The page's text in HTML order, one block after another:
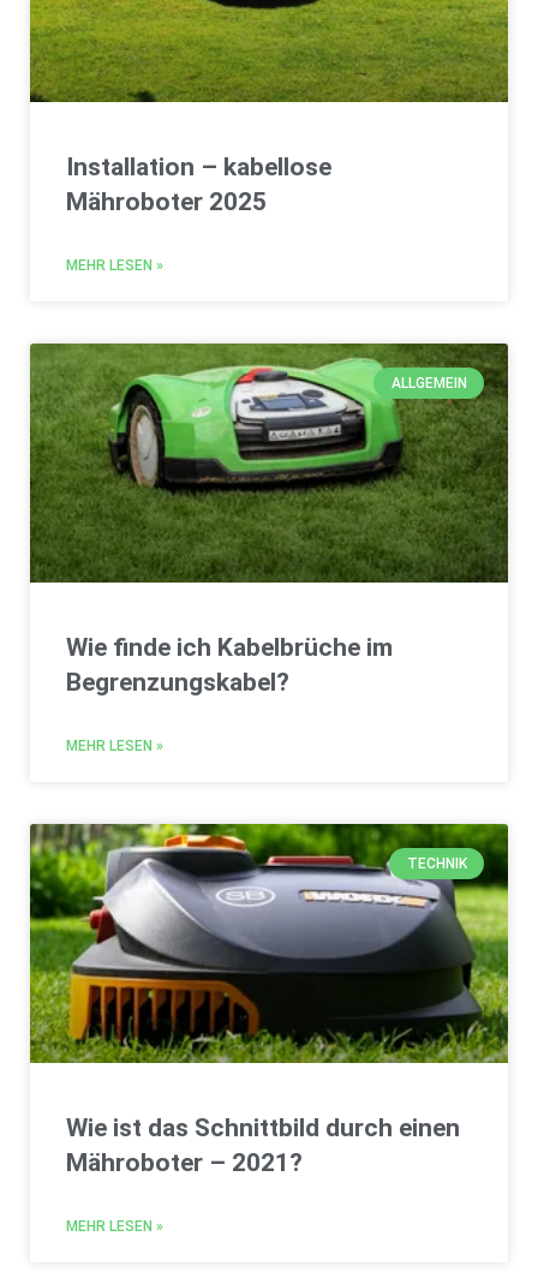
Installation – kabellose
Mähroboter 2025
MEHR LESEN »
ALLGEMEIN
Wie finde ich Kabelbrüche im
Begrenzungskabel?
MEHR LESEN »
TECHNIK
Wie ist das Schnittbild durch einen
Mähroboter – 2021?
MEHR LESEN »